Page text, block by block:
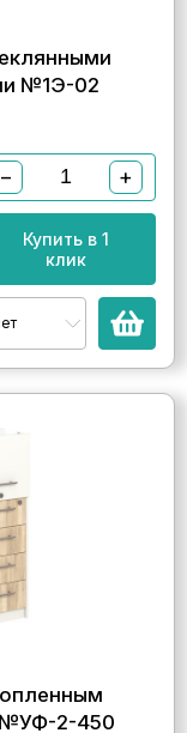
№1Э-02
− +
Купить в 1
клик
№УФ-2-450